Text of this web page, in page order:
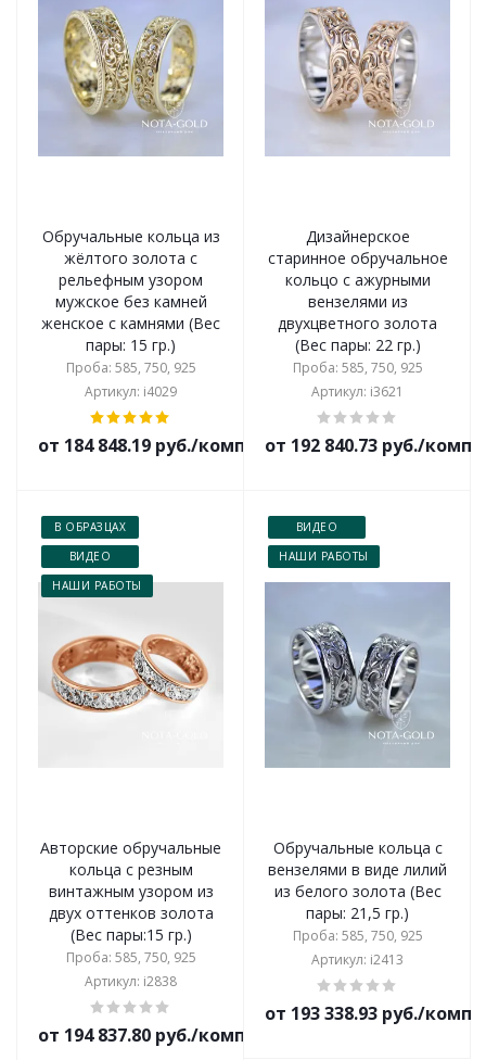
Обручальные кольца из
жёлтого золота с
рельефным узором
мужское без камней
женское с камнями (Вес
пары: 15 гр.)
Проба: 585, 750, 925
Артикул: i4029
от 184 848.19 руб./комплект
Дизайнерское
старинное обручальное
кольцо с ажурными
вензелями из
двухцветного золота
(Вес пары: 22 гр.)
Проба: 585, 750, 925
Артикул: i3621
от 192 840.73 руб./
В ОБРАЗЦАХ
ВИДЕО
НАШИ РАБОТЫ
Авторские обручальные
кольца с резным
винтажным узором из
двух оттенков золота
(Вес пары:15 гр.)
Проба: 585, 750, 925
Артикул: i2838
от 194 837.80 руб./комплект
ВИДЕО
НАШИ РАБОТЫ
Обручальные кольца с
вензелями в виде лилий
из белого золота (Вес
пары: 21,5 гр.)
Проба: 585, 750, 925
Артикул: i2413
от 193 338.93 руб./